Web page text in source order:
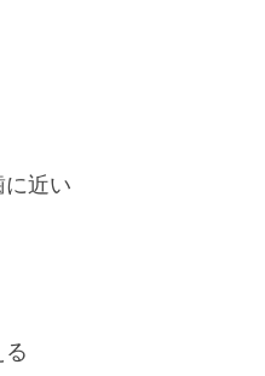
近い